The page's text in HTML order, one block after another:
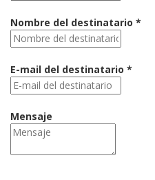
Nombre del destinatario *
E-mail del destinatario *
Mensaje